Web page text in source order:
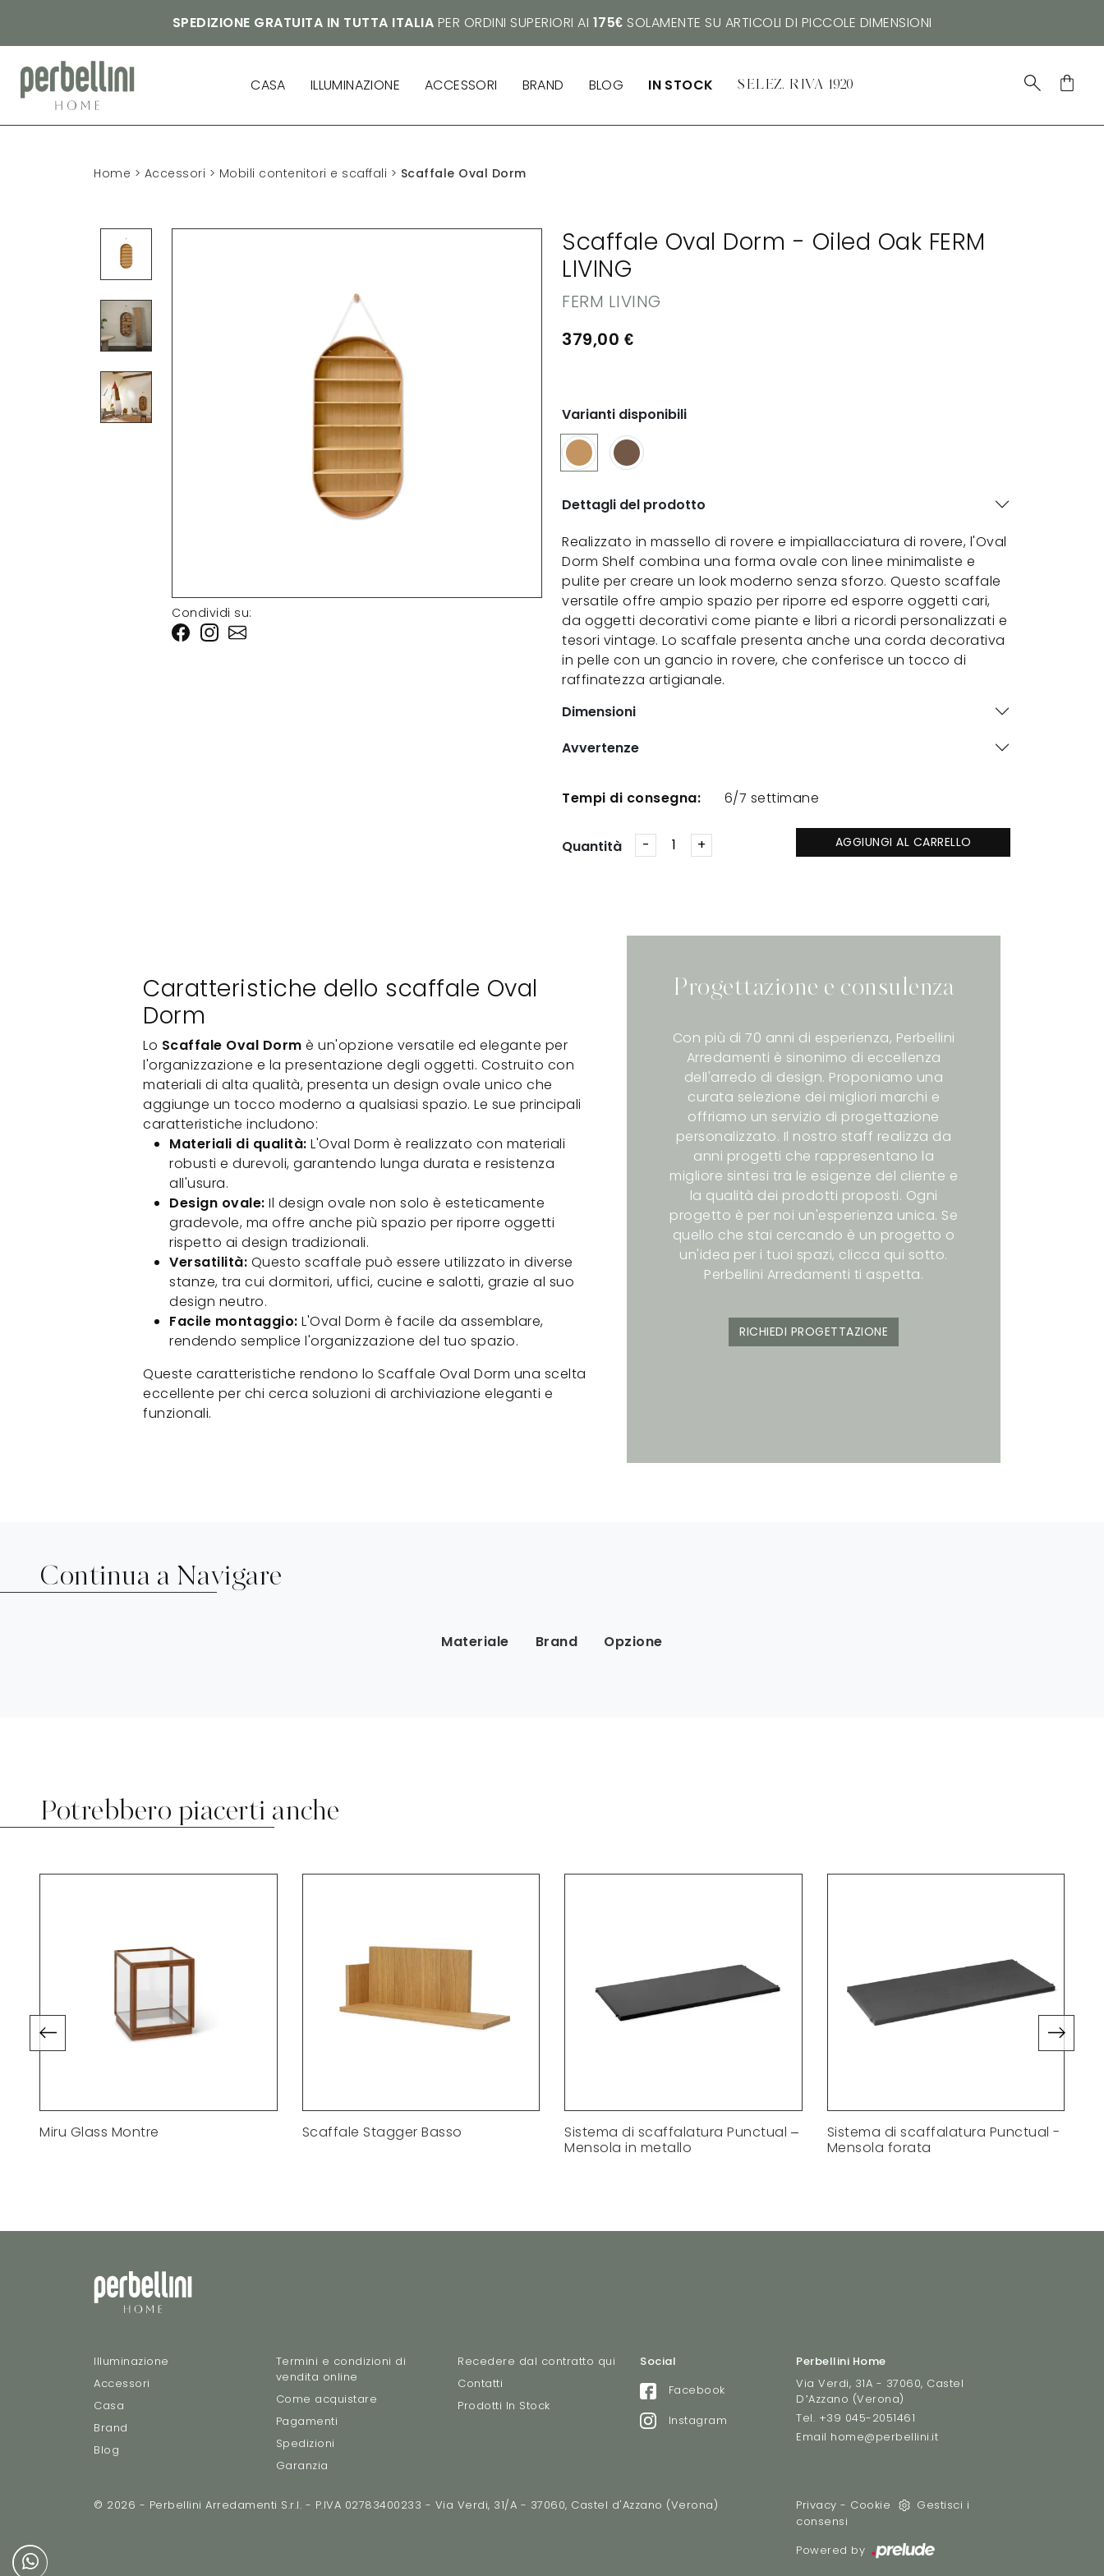
SPEDIZIONE GRATUITA IN TUTTA ITALIA PER ORDINI SUPERIORI AI 175€ SOLAMENTE SU ARTICOLI DI PICCOLE DIMENSIONI
CASA ILLUMINAZIONE ACCESSORI BRAND BLOG IN STOCK SELEZ. RIVA 1920
Home > Accessori > Mobili contenitori e scaffali > Scaffale Oval Dorm
Caratteristiche dello scaffale Oval
Dorm
Lo Scaffale Oval Dorm è un'opzione versatile ed elegante per
l'organizzazione e la presentazione degli oggetti. Costruito con
materiali di alta qualità, presenta un design ovale unico che
aggiunge un tocco moderno a qualsiasi spazio. Le sue principali
caratteristiche includono:
Materiali di qualità: L'Oval Dorm è realizzato con materiali
robusti e durevoli, garantendo lunga durata e resistenza
all'usura.
Design ovale: Il design ovale non solo è esteticamente
gradevole, ma offre anche più spazio per riporre oggetti
rispetto ai design tradizionali.
Versatilità: Questo scaffale può essere utilizzato in diverse
stanze, tra cui dormitori, uffici, cucine e salotti, grazie al suo
design neutro.
Facile montaggio: L'Oval Dorm è facile da assemblare,
rendendo semplice l'organizzazione del tuo spazio.
Queste caratteristiche rendono lo Scaffale Oval Dorm una scelta
eccellente per chi cerca soluzioni di archiviazione eleganti e
funzionali.
Progettazione e consulenza
Con più di 70 anni di esperienza, Perbellini
Arredamenti è sinonimo di eccellenza
dell'arredo di design. Proponiamo una
curata selezione dei migliori marchi e
offriamo un servizio di progettazione
personalizzato. Il nostro staff realizza da
anni progetti che rappresentano la
migliore sintesi tra le esigenze del cliente e
la qualità dei prodotti proposti. Ogni
progetto è per noi un'esperienza unica. Se
quello che stai cercando è un progetto o
un'idea per i tuoi spazi, clicca qui sotto.
Perbellini Arredamenti ti aspetta.
RICHIEDI PROGETTAZIONE
Condividi su:
Scaffale Oval Dorm - Oiled Oak FERM
LIVING
FERM LIVING
379,00 €
Varianti disponibili
Dettagli del prodotto
Realizzato in massello di rovere e impiallacciatura di rovere, l'Oval
Dorm Shelf combina una forma ovale con linee minimaliste e
pulite per creare un look moderno senza sforzo. Questo scaffale
versatile offre ampio spazio per riporre ed esporre oggetti cari,
da oggetti decorativi come piante e libri a ricordi personalizzati e
tesori vintage. Lo scaffale presenta anche una corda decorativa
in pelle con un gancio in rovere, che conferisce un tocco di
raffinatezza artigianale.
Dimensioni
Avvertenze
Tempi di consegna: 6/7 settimane
Quantità AGGIUNGI AL CARRELLO
Continua a Navigare
Materiale Brand Opzione
Potrebbero piacerti anche
Miru Glass Montre Scaffale Stagger Basso
Sistema di scaffalatura Punctual –
Mensola in metallo
Sistema di scaffalatura Punctual -
Mensola forata
Illuminazione
Accessori
Casa
Brand
Blog
Termini e condizioni di
vendita online
Come acquistare
Pagamenti
Spedizioni
Garanzia
Recedere dal contratto qui
Contatti
Prodotti In Stock
Social
Facebook
Instagram
Perbellini Home
Via Verdi, 31A - 37060, Castel
D’Azzano (Verona)
Tel. +39 045-2051461
Email home@perbellini.it
© 2026 - Perbellini Arredamenti S.r.l. - P.IVA 02783400233 - Via Verdi, 31/A - 37060, Castel d'Azzano (Verona) Privacy - Cookie
Gestisci i
consensi
Powered by